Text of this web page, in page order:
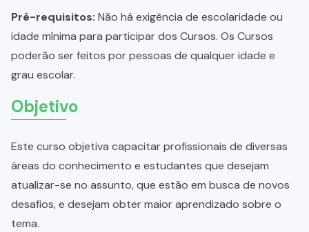
Pré-requisitos: Não há exigência de escolaridade ou
idade mínima para participar dos Cursos. Os Cursos
poderão ser feitos por pessoas de qualquer idade e
grau escolar.
Objetivo
Este curso objetiva capacitar profissionais de diversas
áreas do conhecimento e estudantes que desejam
atualizar-se no assunto, que estão em busca de novos
desafios, e desejam obter maior aprendizado sobre o
tema.